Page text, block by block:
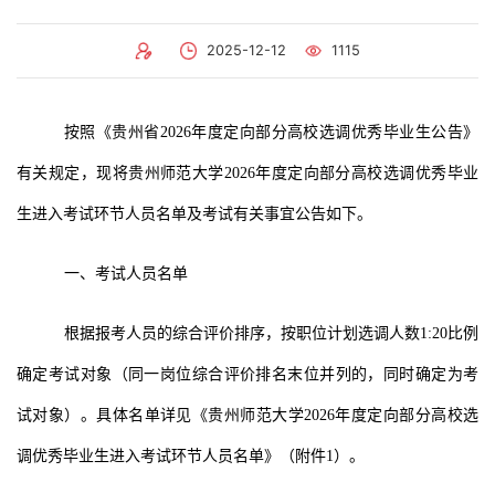
2025-12-12 1115
按照《贵州省2026年度定向部分高校选调优秀毕业生公告》
有关规定，现将贵州师范大学2026年度定向部分高校选调优秀毕业
生进入考试环节人员名单及考试有关事宜公告如下。
一、 考试人员名单
根据报考人员的综合评价排序，按职位计划选调人数1:20比例
确定考试对象（同一岗位综合评价排名末位并列的，同时确定为考
试对象）。具体名单详见《贵州师范大学2026年度定向部分高校选
调优秀毕业生进入考试环节人员名单》（附件1）。